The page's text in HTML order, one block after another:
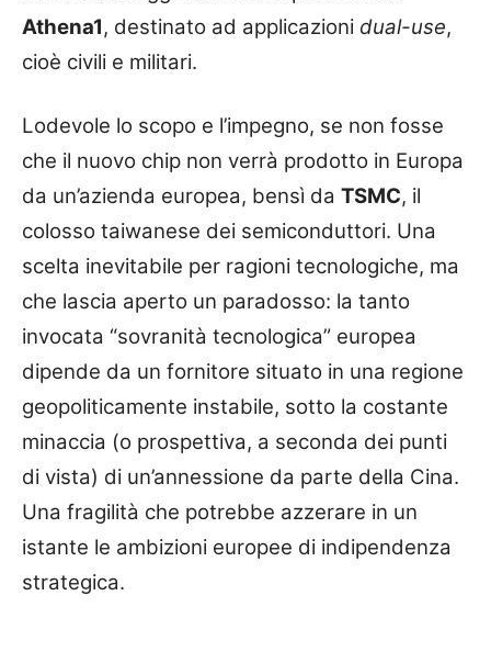
Athena1, destinato ad applicazioni dual-use,
cioè civili e militari.
Lodevole lo scopo e l’impegno, se non fosse
che il nuovo chip non verrà prodotto in Europa
da un’azienda europea, bensì da TSMC, il
colosso taiwanese dei semiconduttori. Una
scelta inevitabile per ragioni tecnologiche, ma
che lascia aperto un paradosso: la tanto
invocata “sovranità tecnologica” europea
dipende da un fornitore situato in una regione
geopoliticamente instabile, sotto la costante
minaccia (o prospettiva, a seconda dei punti
di vista) di un’annessione da parte della Cina.
Una fragilità che potrebbe azzerare in un
istante le ambizioni europee di indipendenza
strategica.